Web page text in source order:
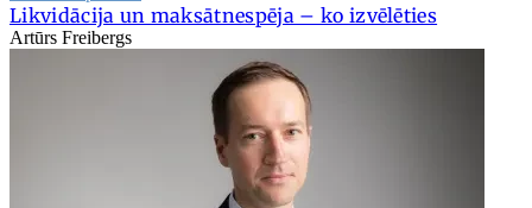
Likvidācija un maksātnespēja – ko izvēlēties
Artūrs Freibergs